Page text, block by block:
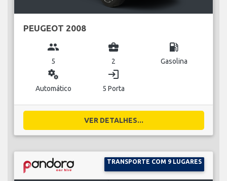
PEUGEOT 2008
group
5
business_center
2
local_gas_station
Gasolina
miscellaneous_services
Automático
login
5 Porta
VER DETALHES...
TRANSPORTE COM 9 LUGARES